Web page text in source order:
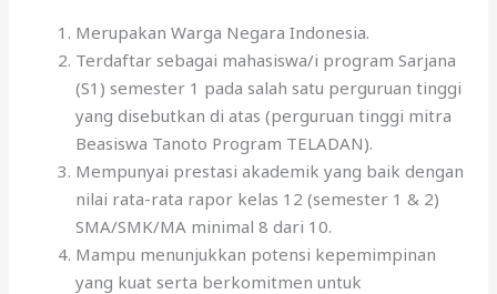
Merupakan Warga Negara Indonesia.
Terdaftar sebagai mahasiswa/i program Sarjana
(S1) semester 1 pada salah satu perguruan tinggi
yang disebutkan di atas (perguruan tinggi mitra
Beasiswa Tanoto Program TELADAN).
Mempunyai prestasi akademik yang baik dengan
nilai rata-rata rapor kelas 12 (semester 1 & 2)
SMA/SMK/MA minimal 8 dari 10.
Mampu menunjukkan potensi kepemimpinan
yang kuat serta berkomitmen untuk